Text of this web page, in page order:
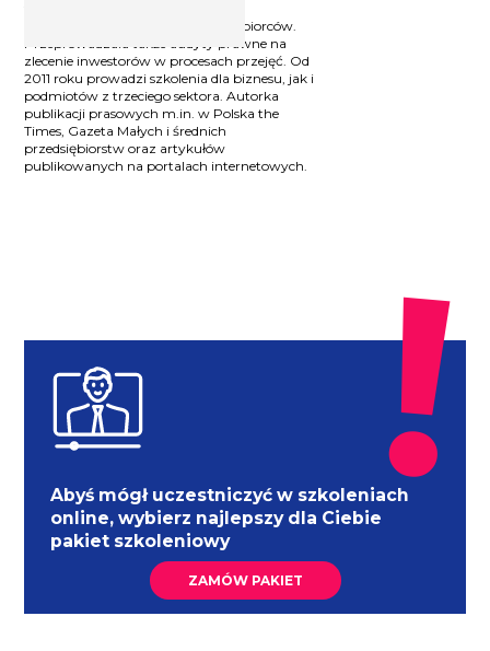
organizacyjno-prawnych przedsiębiorców.
Przeprowadzała także audyty prawne na
zlecenie inwestorów w procesach przejęć. Od
2011 roku prowadzi szkolenia dla biznesu, jak i
podmiotów z trzeciego sektora. Autorka
publikacji prasowych m.in. w Polska the
Times, Gazeta Małych i średnich
przedsiębiorstw oraz artykułów
publikowanych na portalach internetowych.
Abyś mógł uczestniczyć w szkoleniach
online, wybierz najlepszy dla Ciebie
pakiet szkoleniowy
ZAMÓW PAKIET